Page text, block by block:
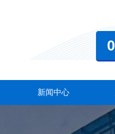
0
新闻中心